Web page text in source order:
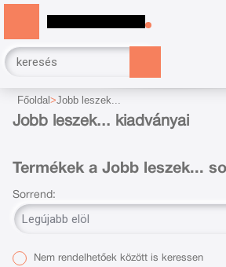
Főoldal Jobb leszek...
Jobb leszek... kiadványai
Termékek a Jobb leszek...
Sorrend:
Nem rendelhetőek között is keressen